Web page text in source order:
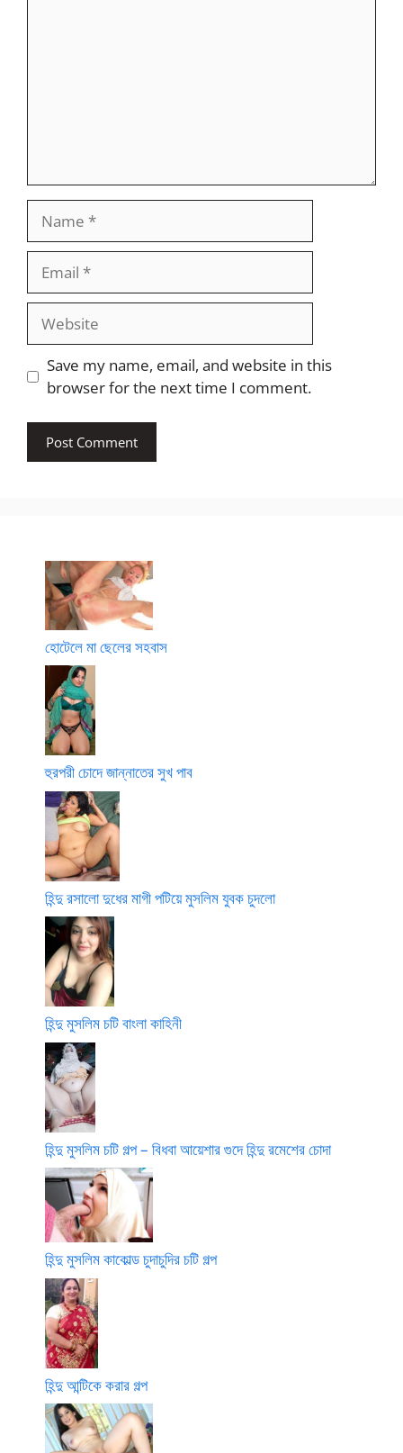
Website
Save my name, email, and website in this
browser for the next time I comment.
হোটেলে মা ছেলের সহবাস
হুরপরী চোদে জান্নাতের সুখ পাব
হিন্দু রসালো দুধের মাগী পটিয়ে মুসলিম যুবক চুদলো
হিন্দু মুসলিম চটি বাংলা কাহিনী
হিন্দু মুসলিম চটি গল্প – বিধবা আয়েশার গুদে হিন্দু রমেশের চোদা
হিন্দু মুসলিম কাকোল্ড চুদাচুদির চটি গল্প
হিন্দু আন্টিকে করার গল্প